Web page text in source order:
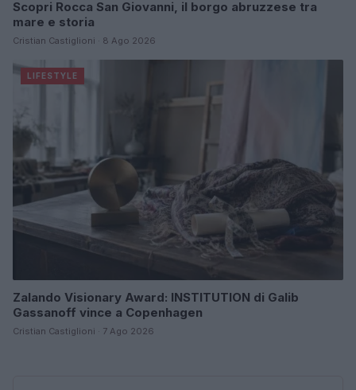
Scopri Rocca San Giovanni, il borgo abruzzese tra
mare e storia
Cristian Castiglioni · 8 Ago 2026
LIFESTYLE
Zalando Visionary Award: INSTITUTION di Galib
Gassanoff vince a Copenhagen
Cristian Castiglioni · 7 Ago 2026